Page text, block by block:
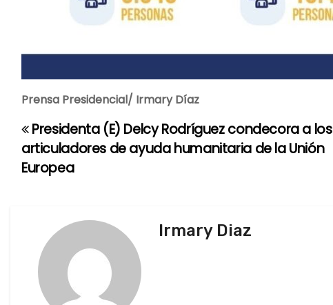
Prensa Presidencial/ Irmary Díaz
N
a
Presidenta (E) Delcy Rodríguez condecora a los
articuladores de ayuda humanitaria de la Unión
Europea
Irmary Diaz